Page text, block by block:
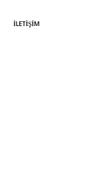
İLETIŞIM